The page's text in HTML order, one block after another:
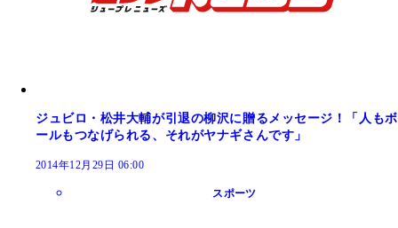
ジュビロ・松井大輔が引退の柳沢に贈るメッセージ！「人もボ
ールもつなげられる、それがヤナギさんです」
2014年12月29日 06:00
スポーツ